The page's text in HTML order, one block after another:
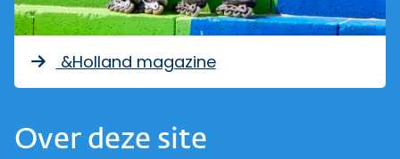
&Holland magazine
Over deze site